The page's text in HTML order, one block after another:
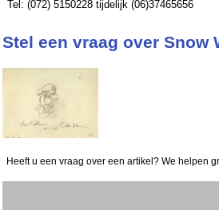
Tel: (072) 5150228 tijdelijk (06)37465656
Stel een vraag over Snow
Heeft u een vraag over een artikel? We helpen